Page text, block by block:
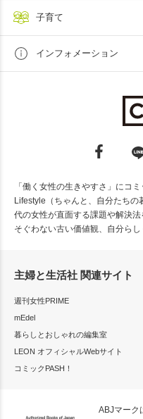
子育て
インフォメーション
「働く女性の生きやすさ」にコ
Lifestyle（ちゃんと、自分たち
代の女性が直面する課題や解決
そぐわない古い価値観、自分ら
主婦と生活社 関連サイト
週刊女性PRIME
mEdel
暮らしとおしゃれの編集室
LEON オフィシャルWebサイト
コミックPASH！
ABJマーク